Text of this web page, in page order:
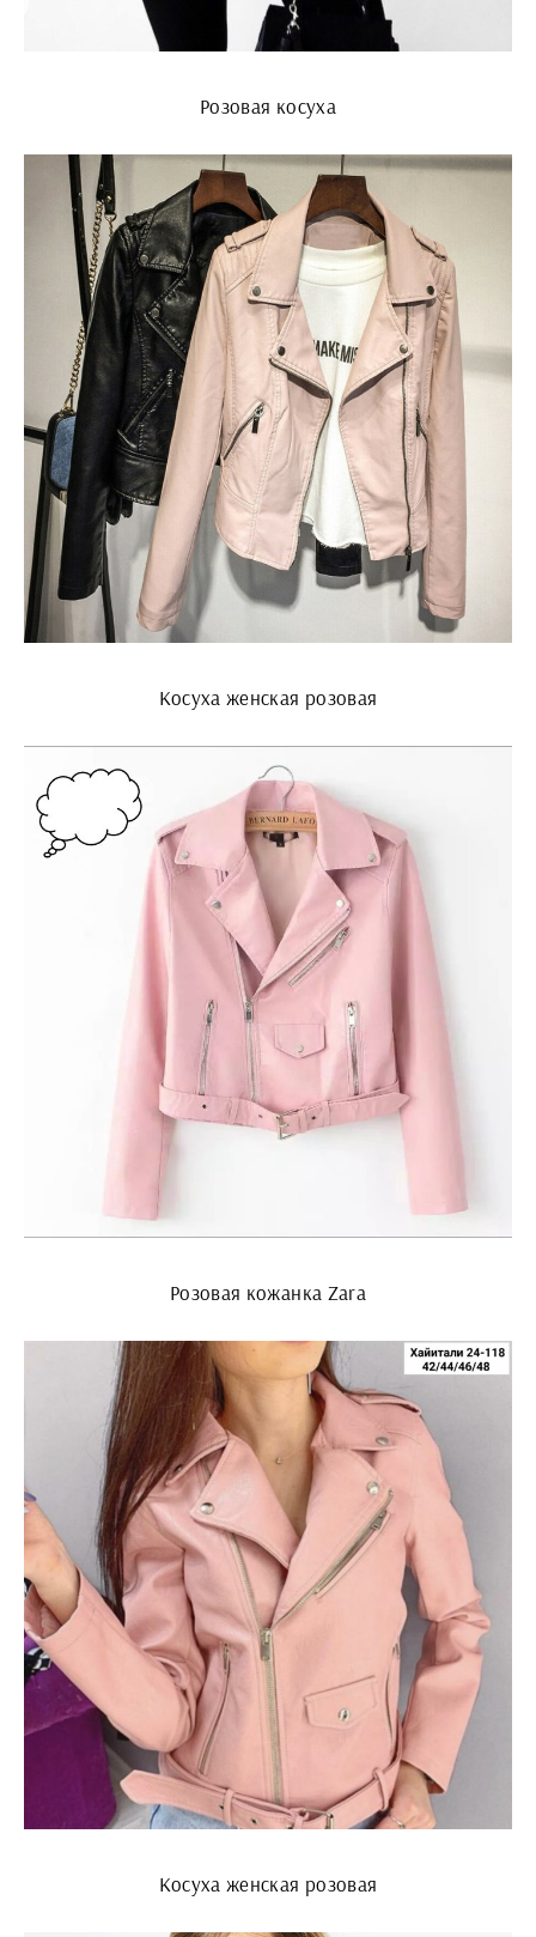
Розовая косуха
Косуха женская розовая
Розовая кожанка Zara
Косуха женская розовая